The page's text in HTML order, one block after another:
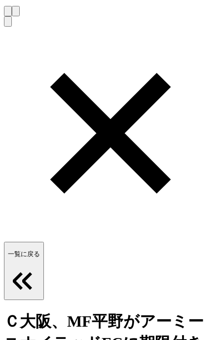
一覧に戻る
Ｃ大阪、MF平野がアーミー